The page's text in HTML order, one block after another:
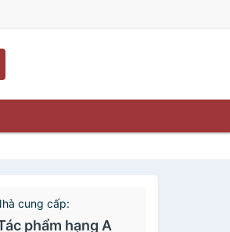
cung cấp:
phẩm hạng A